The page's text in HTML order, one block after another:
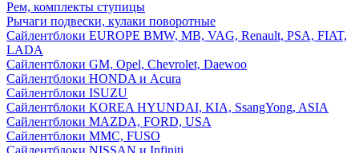
Рем, комплекты ступицы
Рычаги подвески, кулаки поворотные
Сайлентблоки EUROPE BMW, MB, VAG, Renault, PSA, FIAT,
LADA
Сайлентблоки GM, Opel, Chevrolet, Daewoo
Сайлентблоки HONDA и Acura
Сайлентблоки ISUZU
Сайлентблоки KOREA HYUNDAI, KIA, SsangYong, ASIA
Сайлентблоки MAZDA, FORD, USA
Сайлентблоки MMC, FUSO
Сайлентблоки NISSAN и Infiniti